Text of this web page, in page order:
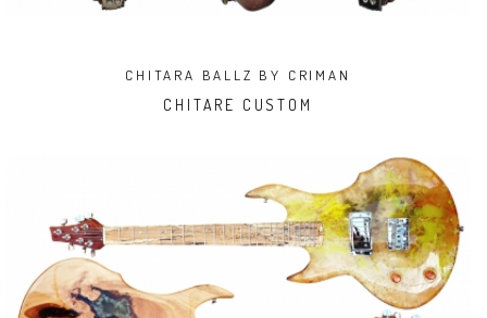
CHITARA BALLZ BY CRIMAN
CHITARE CUSTOM